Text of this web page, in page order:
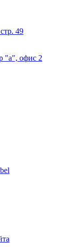
49
"a", офис 2